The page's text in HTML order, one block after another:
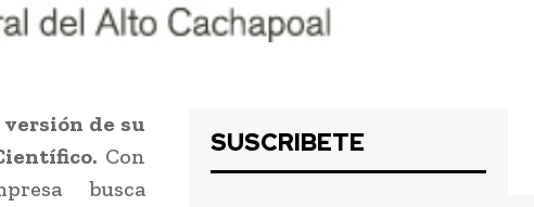
de su
Con
busca
SUSCRIBETE